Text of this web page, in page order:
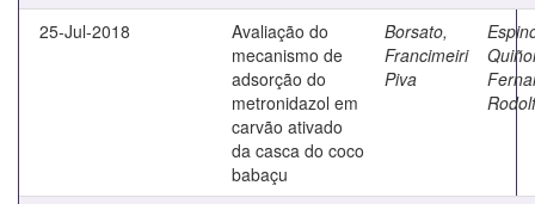
25-Jul-2018
Avaliação do
mecanismo de
adsorção do
metronidazol em
carvão ativado
da casca do coco
babaçu
Borsato,
Francimeiri
Piva